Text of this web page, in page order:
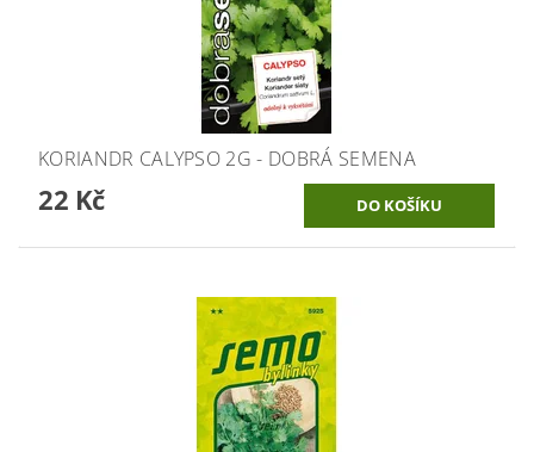
KORIANDR CALYPSO 2G - DOBRÁ SEMENA
22 Kč